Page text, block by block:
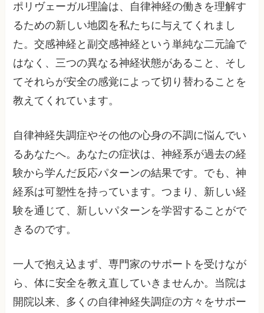
ポリヴェーガル理論は、自律神経の働きを理解す
るための新しい地図を私たちに与えてくれまし
た。交感神経と副交感神経という単純な二元論で
はなく、三つの異なる神経状態があること、そし
てそれらが安全の感覚によって切り替わることを
教えてくれています。
自律神経失調症やその他の心身の不調に悩んでい
るあなたへ。あなたの症状は、神経系が過去の経
験から学んだ反応パターンの結果です。でも、神
経系は可塑性を持っています。つまり、新しい経
験を通じて、新しいパターンを学習することがで
きるのです。
一人で抱え込まず、専門家のサポートを受けなが
ら、体に安全を教え直していきませんか。当院は
開院以来、多くの自律神経失調症の方々をサポー